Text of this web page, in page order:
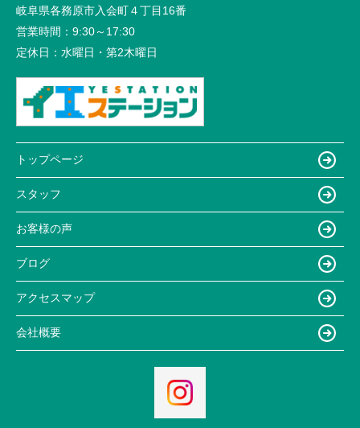
岐阜県各務原市入会町４丁目16番
営業時間： 9:30～17:30
定休日： 水曜日・第2木曜日
トップページ
スタッフ
お客様の声
ブログ
アクセスマップ
会社概要